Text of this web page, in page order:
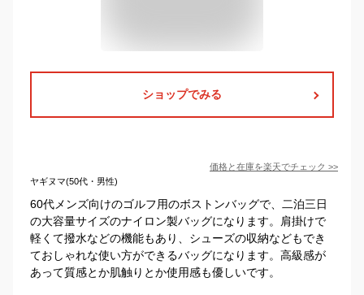
ショップでみる
価格と在庫を楽天でチェック >>
ヤギヌマ(50代・男性)
60代メンズ向けのゴルフ用のボストンバッグで、二泊三日
の大容量サイズのナイロン製バッグになります。肩掛けで
軽くて撥水などの機能もあり、シューズの収納などもでき
ておしゃれな使い方ができるバッグになります。高級感が
あって質感とか肌触りとか使用感も優しいです。